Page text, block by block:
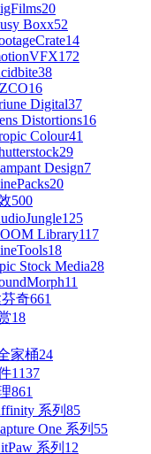
20
Boxx52
14
172
38
16
Digital37
Distortions16
Colour41
29
Design7
20
500
125
Library117
18
Stock Media28
11
奇661
18
家桶24
1137
861
系列 85
One 系列 55
系列 12